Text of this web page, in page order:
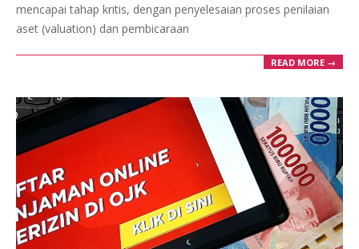
mencapai tahap kritis, dengan penyelesaian proses penilaian
aset (valuation) dan pembicaraan
READ MORE →